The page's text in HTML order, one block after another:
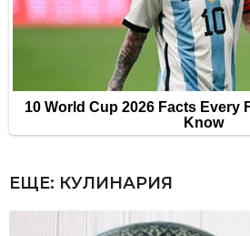
ЕЩЕ: КУЛИНАРИЯ